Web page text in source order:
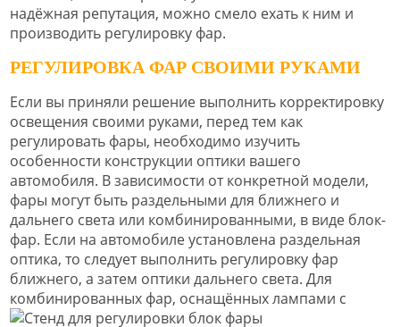
надёжная репутация, можно смело ехать к ним и
производить регулировку фар.
РЕГУЛИРОВКА ФАР СВОИМИ РУКАМИ
Если вы приняли решение выполнить корректировку
освещения своими руками, перед тем как
регулировать фары, необходимо изучить
особенности конструкции оптики вашего
автомобиля. В зависимости от конкретной модели,
фары могут быть раздельными для ближнего и
дальнего света или комбинированными, в виде блок-
фар. Если на автомобиле установлена раздельная
оптика, то следует выполнить регулировку фар
ближнего, а затем оптики дальнего света. Для
комбинированных фар, оснащённых лампами с